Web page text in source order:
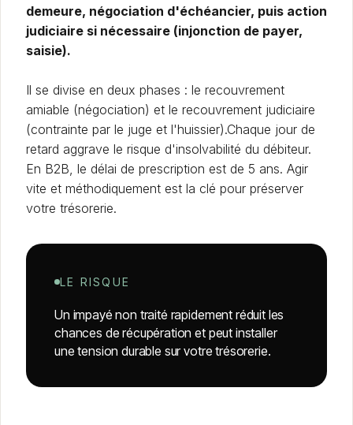
demeure, négociation d'échéancier, puis action
judiciaire si nécessaire (injonction de payer,
saisie).
Il se divise en deux phases : le recouvrement
amiable (négociation) et le recouvrement judiciaire
(contrainte par le juge et l'huissier).Chaque jour de
retard aggrave le risque d'insolvabilité du débiteur.
En B2B, le délai de prescription est de 5 ans. Agir
vite et méthodiquement est la clé pour préserver
votre trésorerie.
LE RISQUE
Un impayé non traité rapidement réduit les
chances de récupération et peut installer
une tension durable sur votre trésorerie.